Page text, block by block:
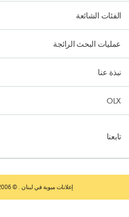
الفئات الشائعة
عمليات البحث الرائجة
نبذة عنا
OLX
تابعنا
إعلانات مبوبة في لبنان . © 2006- 2026 أوليكس